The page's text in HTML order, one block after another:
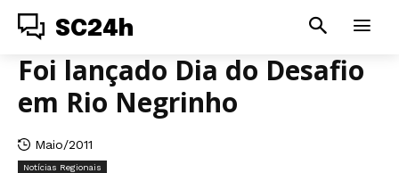
SC24h
Foi lançado Dia do Desafio
em Rio Negrinho
Maio/2011
Notícias Regionais